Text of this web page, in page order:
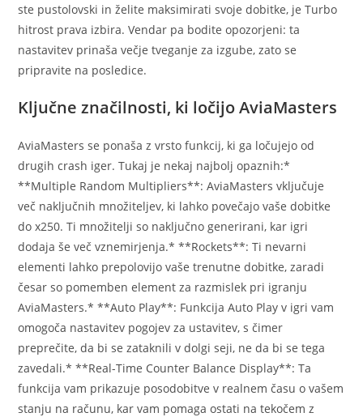
ste pustolovski in želite maksimirati svoje dobitke, je Turbo
hitrost prava izbira. Vendar pa bodite opozorjeni: ta
nastavitev prinaša večje tveganje za izgube, zato se
pripravite na posledice.
Ključne značilnosti, ki ločijo AviaMasters
AviaMasters se ponaša z vrsto funkcij, ki ga ločujejo od
drugih crash iger. Tukaj je nekaj najbolj opaznih:*
**Multiple Random Multipliers**: AviaMasters vključuje
več naključnih množiteljev, ki lahko povečajo vaše dobitke
do x250. Ti množitelji so naključno generirani, kar igri
dodaja še več vznemirjenja.* **Rockets**: Ti nevarni
elementi lahko prepolovijo vaše trenutne dobitke, zaradi
česar so pomemben element za razmislek pri igranju
AviaMasters.* **Auto Play**: Funkcija Auto Play v igri vam
omogoča nastavitev pogojev za ustavitev, s čimer
preprečite, da bi se zataknili v dolgi seji, ne da bi se tega
zavedali.* **Real-Time Counter Balance Display**: Ta
funkcija vam prikazuje posodobitve v realnem času o vašem
stanju na računu, kar vam pomaga ostati na tekočem z